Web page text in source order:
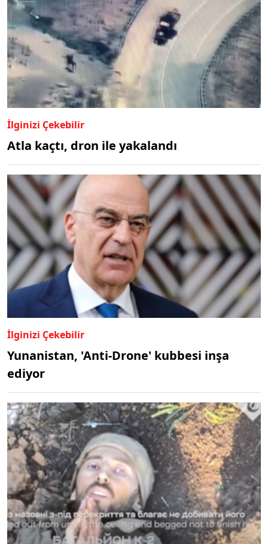
İlginizi Çekebilir
Atla kaçtı, dron ile yakalandı
İlginizi Çekebilir
Yunanistan, 'Anti-Drone' kubbesi inşa
ediyor